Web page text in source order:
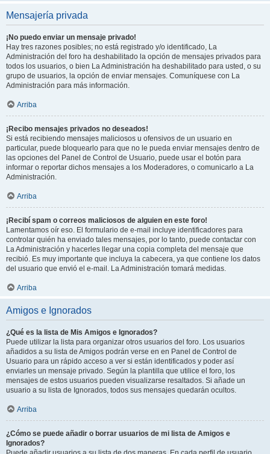
Mensajería privada
¡No puedo enviar un mensaje privado!
Hay tres razones posibles; no está registrado y/o identificado, La
Administración del foro ha deshabilitado la opción de mensajes privados para
todos los usuarios, o bien La Administración ha deshabilitado para usted, o su
grupo de usuarios, la opción de enviar mensajes. Comuníquese con La
Administración para más información.
Arriba
¡Recibo mensajes privados no deseados!
Si está recibiendo mensajes maliciosos u ofensivos de un usuario en
particular, puede bloquearlo para que no le pueda enviar mensajes dentro de
las opciones del Panel de Control de Usuario, puede usar el botón para
informar o reportar dichos mensajes a los Moderadores, o comunicarlo a La
Administración.
Arriba
¡Recibí spam o correos maliciosos de alguien en este foro!
Lamentamos oír eso. El formulario de e-mail incluye identificadores para
controlar quién ha enviado tales mensajes, por lo tanto, puede contactar con
La Administración y hacerles llegar una copia completa del mensaje que
recibió. Es muy importante que incluya la cabecera, ya que contiene los datos
del usuario que envió el e-mail. La Administración tomará medidas.
Arriba
Amigos e Ignorados
¿Qué es la lista de Mis Amigos e Ignorados?
Puede utilizar la lista para organizar otros usuarios del foro. Los usuarios
añadidos a su lista de Amigos podrán verse en en Panel de Control de
Usuario para un rápido acceso a ver si están identificados y poder así
enviarles un mensaje privado. Según la plantilla que utilice el foro, los
mensajes de estos usuarios pueden visualizarse resaltados. Si añade un
usuario a su lista de Ignorados, todos sus mensajes quedarán ocultos.
Arriba
¿Cómo se puede añadir o borrar usuarios de mi lista de Amigos e
Ignorados?